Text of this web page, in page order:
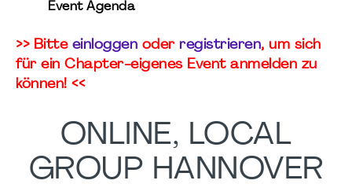
Event Agenda
>> Bitte einloggen oder registrieren, um sich
für ein Chapter-eigenes Event anmelden zu
können! <<
ONLINE, LOCAL
GROUP HANNOVER